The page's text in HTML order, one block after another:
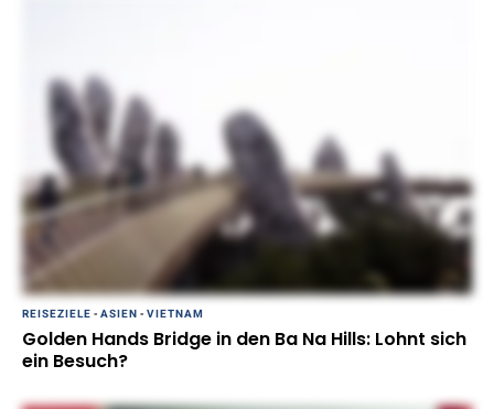
REISEZIELE - ASIEN - VIETNAM
Golden Hands Bridge in den Ba Na Hills: Lohnt sich
ein Besuch?